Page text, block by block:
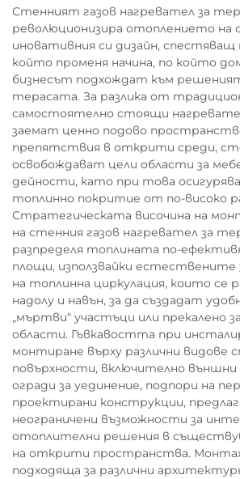
Стенният газов нагревател за
революционизира отоплението на
иновативния си дизайн,
който променя начина, по който
бизнесът подхождат към
терасата. За разлика от
самостоятелно стоящи
заемат ценно подово
препятствия в открити среди,
освобождават цели области за
дейности, като при това
топлинно покритие от по-високо
Стратегическата височина на
на стенния газов нагревател за
разпределя топлината по-
площи, използвайки естествените
на топлинна циркулация, които се
надолу и навън, за да създадат
„мъртви“ участъци или прекалено
области. Гъвкавостта при
монтиране върху различни видове
повърхности, включително
огради за уединение, подпори на
проектирани конструкции,
неограничени възможности за
отоплителни решения в
на открити пространства.
подходяща за различни